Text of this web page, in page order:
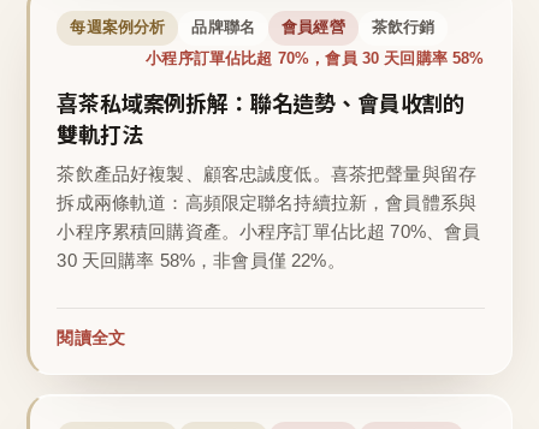
每週案例分析 品牌聯名 會員經營 茶飲行銷
小程序訂單佔比超 70%，會員 30 天回購率 58%
喜茶私域案例拆解：聯名造勢、會員收割的
雙軌打法
茶飲產品好複製、顧客忠誠度低。喜茶把聲量與留存
拆成兩條軌道：高頻限定聯名持續拉新，會員體系與
小程序累積回購資產。小程序訂單佔比超 70%、會員
30 天回購率 58%，非會員僅 22%。
閱讀全文